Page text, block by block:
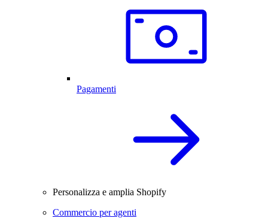
Pagamenti
Personalizza e amplia Shopify
Commercio per agenti